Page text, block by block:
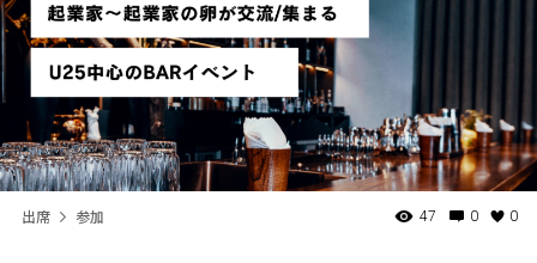
出席 参加 47 0 0